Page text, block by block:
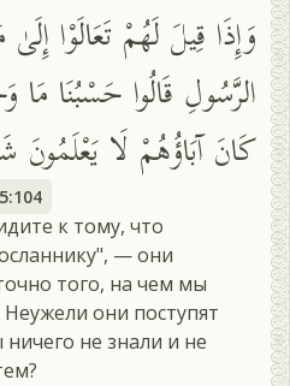
وَإِذَا قِيلَ لَهُمْ تَعَالَوْا
الرَّسُولِ قَالُوا حَسْبُنَا مَا
كَانَ آبَاؤُهُمْ لَا يَعْلَمُونَ
5:104
к тому, что
— они
того, на чем мы
они поступят
не знали и не